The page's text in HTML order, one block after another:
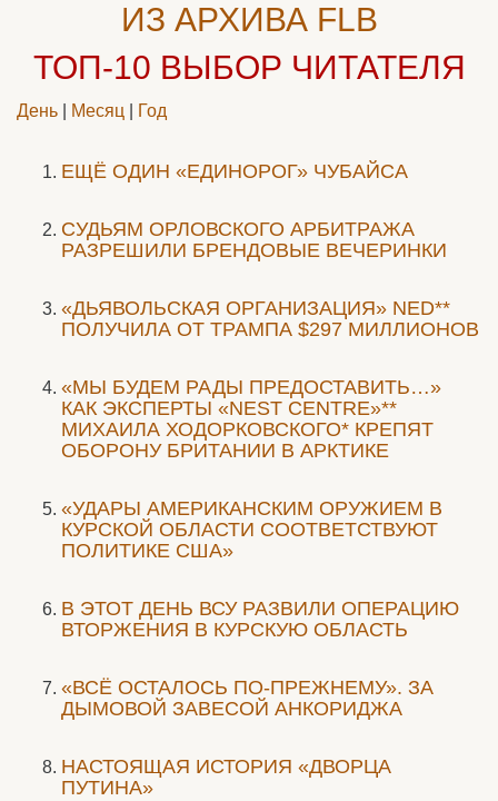
ИЗ АРХИВА FLB
ТОП-10 ВЫБОР ЧИТАТЕЛЯ
День Месяц Год
ЕЩЁ ОДИН «ЕДИНОРОГ» ЧУБАЙСА
CУДЬЯМ ОРЛОВСКОГО АРБИТРАЖА
РАЗРЕШИЛИ БРЕНДОВЫЕ ВЕЧЕРИНКИ
«ДЬЯВОЛЬСКАЯ ОРГАНИЗАЦИЯ» NED**
ПОЛУЧИЛА ОТ ТРАМПА $297 МИЛЛИОНОВ
«МЫ БУДЕМ РАДЫ ПРЕДОСТАВИТЬ…»
КАК ЭКСПЕРТЫ «NEST CENTRE»**
МИХАИЛА ХОДОРКОВСКОГО* КРЕПЯТ
ОБОРОНУ БРИТАНИИ В АРКТИКЕ
«УДАРЫ АМЕРИКАНСКИМ ОРУЖИЕМ В
КУРСКОЙ ОБЛАСТИ СООТВЕТСТВУЮТ
ПОЛИТИКЕ США»
В ЭТОТ ДЕНЬ ВСУ РАЗВИЛИ ОПЕРАЦИЮ
ВТОРЖЕНИЯ В КУРСКУЮ ОБЛАСТЬ
«ВСЁ ОСТАЛОСЬ ПО-ПРЕЖНЕМУ». ЗА
ДЫМОВОЙ ЗАВЕСОЙ АНКОРИДЖА
НАСТОЯЩАЯ ИСТОРИЯ «ДВОРЦА
ПУТИНА»